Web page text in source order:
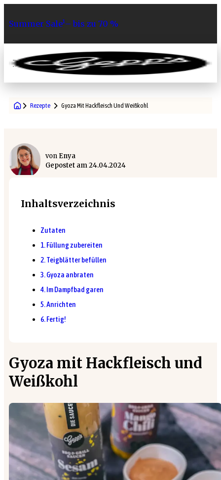
Summer Sale¹– bis zu 70 %
0
Rezepte Gyoza Mit Hackfleisch Und Weißkohl
Gyoza mit Hackfleisch und
Weißkohl
von Enya
Gepostet am24.04.2024
Inhaltsverzeichnis
Zutaten
1. Füllung zubereiten
2. Teigblätter befüllen
3. Gyoza anbraten
4. Im Dampfbad garen
5. Anrichten
6. Fertig!